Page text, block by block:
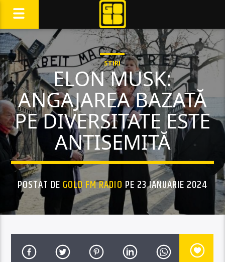
STIRI
ELON MUSK:
ANGAJAREA BAZATĂ
PE DIVERSITATE ESTE
ANTISEMITĂ
POSTAT DE GOLD FM RADIO PE 23 IANUARIE 2024